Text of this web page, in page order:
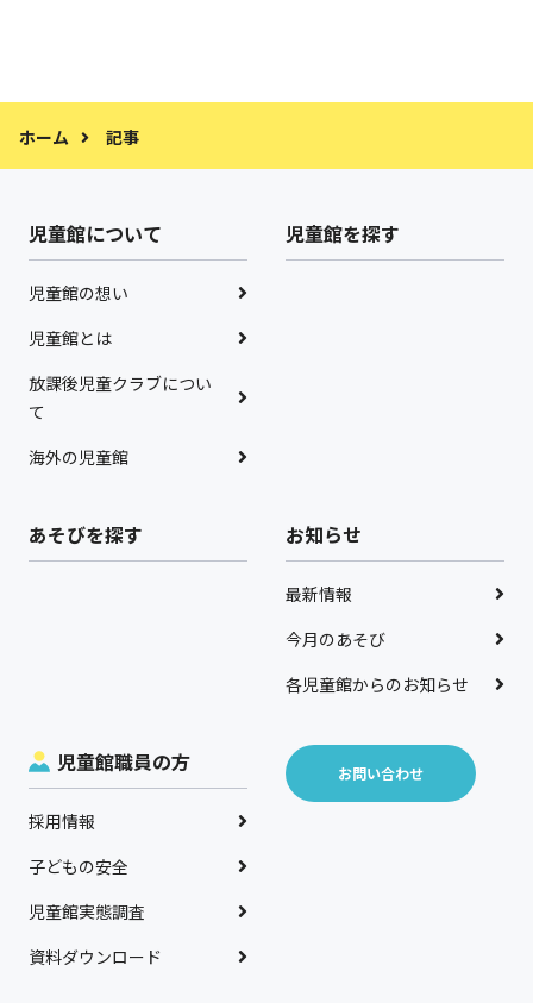
ホーム 記事
児童館について
児童館の想い
児童館とは
放課後児童クラブについ
て
海外の児童館
児童館を探す
あそびを探す お知らせ
最新情報
今月のあそび
各児童館からのお知らせ
児童館職員の方
採用情報
子どもの安全
児童館実態調査
資料ダウンロード
お問い合わせ